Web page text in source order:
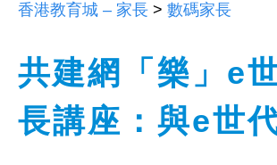
香港教育城 – 家長 > 數碼家長
共建網「樂」e
長講座：與e世